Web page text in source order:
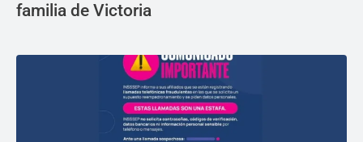
familia de Victoria